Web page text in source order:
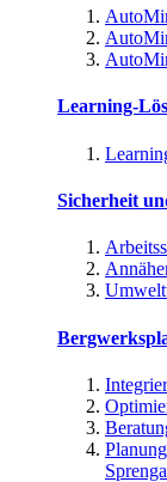
Learning-
Sicherheit